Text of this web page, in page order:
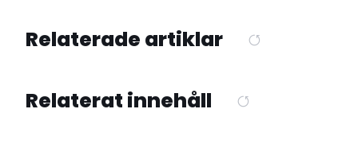
Relaterade artiklar
Relaterat innehåll